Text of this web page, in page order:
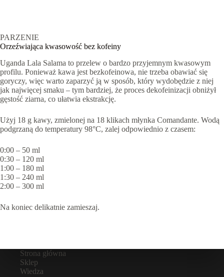
PARZENIE
Orzeźwiająca kwasowość bez kofeiny
Uganda Lala Salama to przelew o bardzo przyjemnym kwasowym
profilu. Ponieważ kawa jest bezkofeinowa, nie trzeba obawiać się
goryczy, więc warto zaparzyć ją w sposób, który wydobędzie z niej
jak najwięcej smaku – tym bardziej, że proces dekofeinizacji obniżył
gęstość ziarna, co ułatwia ekstrakcję.
Użyj 18 g kawy, zmielonej na 18 klikach młynka Comandante. Wodą
podgrzaną do temperatury 98°C, zalej odpowiednio z czasem:
0:00 – 50 ml
0:30 – 120 ml
1:00 – 180 ml
1:30 – 240 ml
2:00 – 300 ml
Na koniec delikatnie zamieszaj.
Strona główna
Sklep
Wiedza